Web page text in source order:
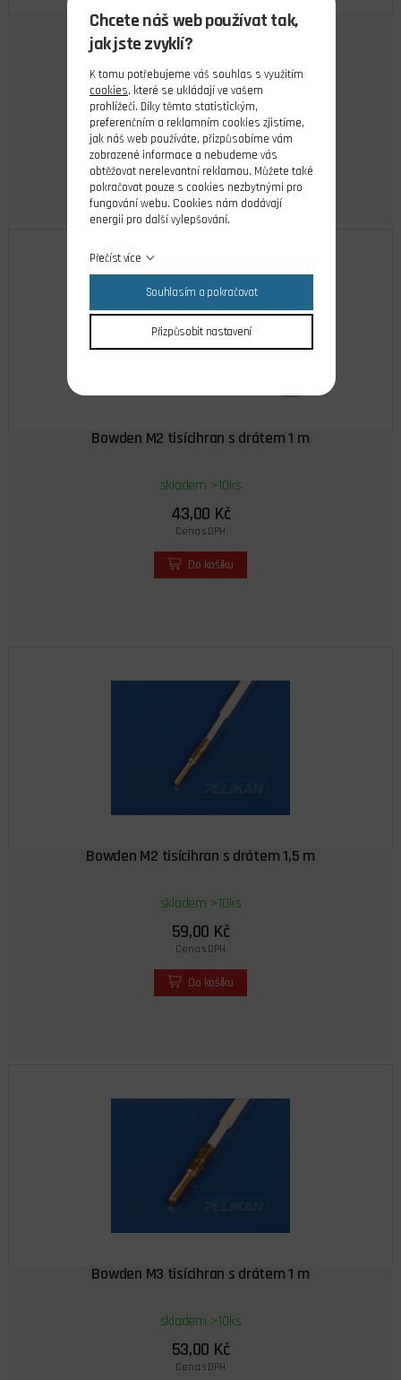
Bowden M2 s drátem 1,5 m
skladem 3 ks
53,00 Kč
Cena s DPH
Do košíku
Bowden M2 tisícihran s drátem 1 m
skladem >10ks
43,00 Kč
Cena s DPH
Do košíku
Bowden M2 tisícihran s drátem 1,5 m
skladem >10ks
59,00 Kč
Cena s DPH
Do košíku
Bowden M3 tisícihran s drátem 1 m
skladem >10ks
53,00 Kč
Cena s DPH
Chcete náš web používat tak,
jak jste zvyklí?
K tomu potřebujeme váš souhlas s využitím
cookies, které se ukládají ve vašem
prohlížeči. Díky těmto statistickým,
preferenčním a reklamním cookies zjistíme,
jak náš web používáte, přizpůsobíme vám
zobrazené informace a nebudeme vás
obtěžovat nerelevantní reklamou. Můžete také
pokračovat pouze s cookies nezbytnými pro
fungování webu. Cookies nám dodávají
energii pro další vylepšování.
Přečíst více
Souhlasím a pokračovat
Přizpůsobit nastavení